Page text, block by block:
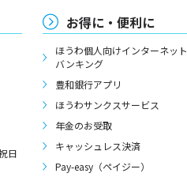
日
お得に・便利に
ほうわ個人向けインターネット
バンキング
豊和銀行アプリ
ほうわサンクスサービス
年金のお受取
キャッシュレス決済
Pay-easy（ペイジー）